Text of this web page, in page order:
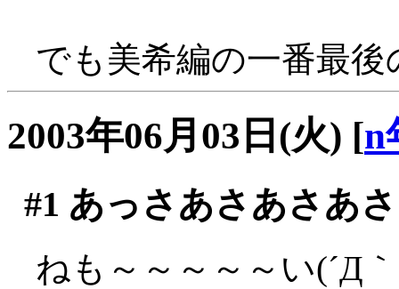
でも美希編の一番最
2003年06月03日(火) [n
#1 あっさあさあさあ
ねも～～～～～い(´Д